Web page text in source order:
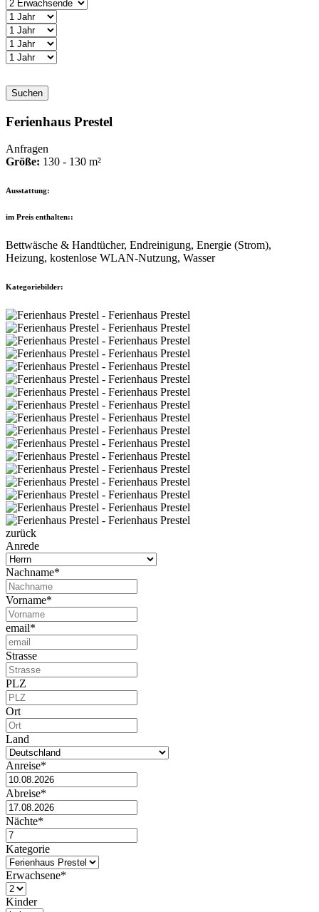
Suchen
Ferienhaus Prestel
Anfragen
Größe: 130 - 130 m²
Ausstattung:
im Preis enthalten::
Bettwäsche & Handtücher, Endreinigung, Energie (Strom),
Heizung, kostenlose WLAN-Nutzung, Wasser
Kategoriebilder:
zurück
Anrede
Nachname*
Vorname*
email*
Strasse
PLZ
Ort
Land
Anreise*
Abreise*
Nächte*
Kategorie
Erwachsene*
Kinder